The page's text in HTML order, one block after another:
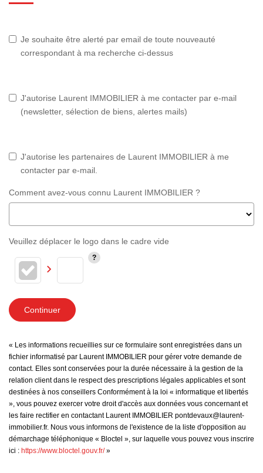
Je souhaite être alerté par email de toute nouveauté
correspondant à ma recherche ci-dessus
J'autorise Laurent IMMOBILIER à me contacter par e-mail
(newsletter, sélection de biens, alertes mails)
J'autorise les partenaires de Laurent IMMOBILIER à me
contacter par e-mail.
Comment avez-vous connu Laurent IMMOBILIER ?
Veuillez déplacer le logo dans le cadre vide
Continuer
« Les informations recueillies sur ce formulaire sont enregistrées dans un
fichier informatisé par Laurent IMMOBILIER pour gérer votre demande de
contact. Elles sont conservées pour la durée nécessaire à la gestion de la
relation client dans le respect des prescriptions légales applicables et sont
destinées à nos conseillers Conformément à la loi « informatique et libertés
», vous pouvez exercer votre droit d'accès aux données vous concernant et
les faire rectifier en contactant Laurent IMMOBILIER pontdevaux@laurent-
immobilier.fr. Nous vous informons de l'existence de la liste d'opposition au
démarchage téléphonique « Bloctel », sur laquelle vous pouvez vous inscrire
ici : https://www.bloctel.gouv.fr/»